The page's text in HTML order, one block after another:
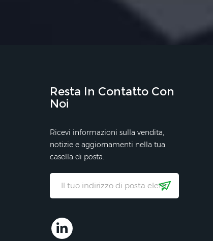
Resta In Contatto Con
Noi
Ricevi informazioni sulla vendita,
notizie e aggiornamenti nella tua
casella di posta.